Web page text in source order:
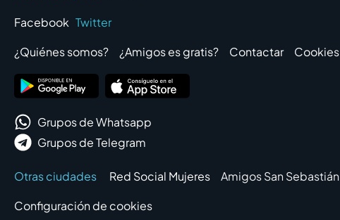
Facebook Twitter
¿Quiénes somos?
¿Amigos es gratis? Contactar Cookies
Grupos de Whatsapp
Grupos de Telegram
Otras ciudades Red Social Mujeres Amigos San Sebastián
Configuración de cookies